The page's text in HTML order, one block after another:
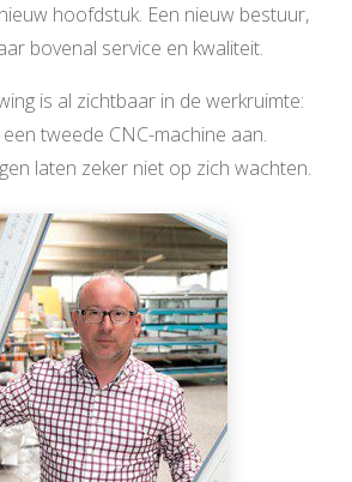
hoofdstuk. Een nieuw bestuur,
bovenal service en kwaliteit.
is al zichtbaar in de werkruimte:
tweede CNC-machine aan.
laten zeker niet op zich wachten.